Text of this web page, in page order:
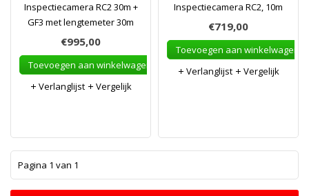
Inspectiecamera RC2 30m +
GF3 met lengtemeter 30m
€995,00
Toevoegen aan winkelwagen
Verlanglijst
Vergelijk
Inspectiecamera RC2, 10m
€719,00
Toevoegen aan winkelwagen
Verlanglijst
Vergelijk
Pagina 1 van 1